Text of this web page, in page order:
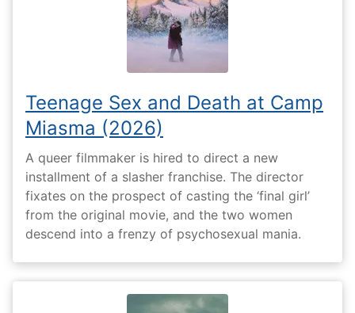
Teenage Sex and Death at Camp
Miasma (2026)
A queer filmmaker is hired to direct a new
installment of a slasher franchise. The director
fixates on the prospect of casting the ‘final girl’
from the original movie, and the two women
descend into a frenzy of psychosexual mania.